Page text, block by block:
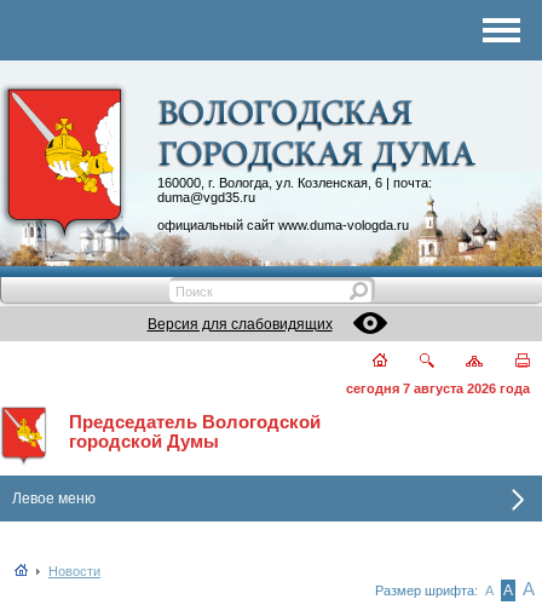
160000, г. Вологда, ул. Козленская, 6 | почта:
duma@vgd35.ru
официальный сайт www.duma-vologda.ru
Контакты
Депутатские объединения
Версия для слабовидящих
сегодня 7 августа 2026 года
Председатель Вологодской
городской Думы
Левое меню
Новости
Размер шрифта: А А А